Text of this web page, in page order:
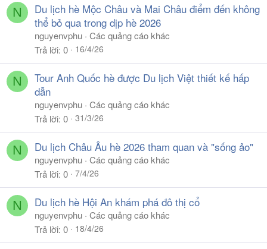
N
Du lịch hè Mộc Châu và Mai Châu điểm đến không
thể bỏ qua trong dịp hè 2026
nguyenvphu Các quảng cáo khác
Trả lời 0 16/4/26
N
Tour Anh Quốc hè được Du lịch Việt thiết kế hấp
dẫn
nguyenvphu Các quảng cáo khác
Trả lời 0 31/3/26
N Du lịch Châu Âu hè 2026 tham quan và "sống ảo"
nguyenvphu Các quảng cáo khác
Trả lời 0 7/4/26
N Du lịch hè Hội An khám phá đô thị cổ
nguyenvphu Các quảng cáo khác
Trả lời 0 18/4/26